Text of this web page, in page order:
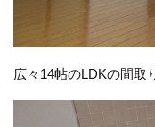
広々14帖のLDKの間取